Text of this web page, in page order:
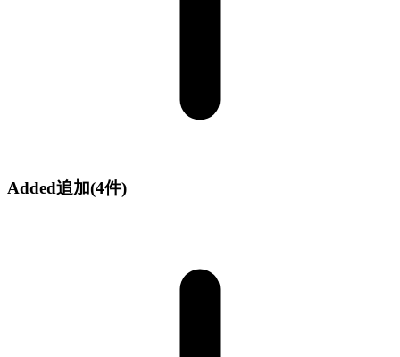
Added追加(4件)